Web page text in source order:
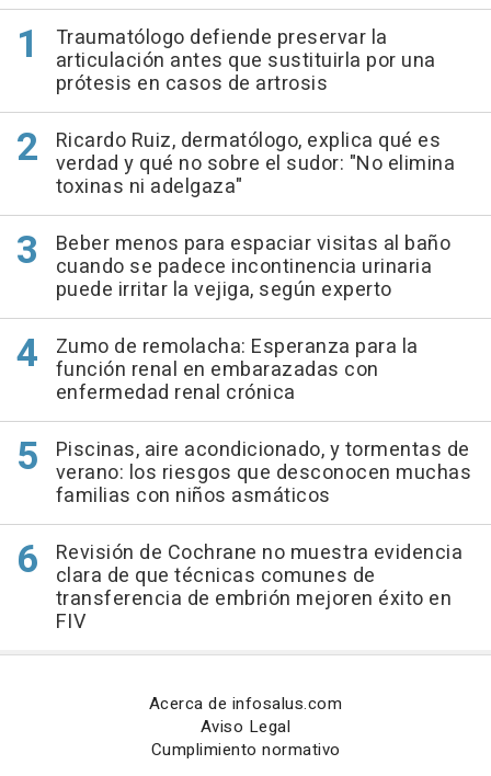
Traumatólogo defiende preservar la
articulación antes que sustituirla por una
prótesis en casos de artrosis
Ricardo Ruiz, dermatólogo, explica qué es
verdad y qué no sobre el sudor: "No elimina
toxinas ni adelgaza"
Beber menos para espaciar visitas al baño
cuando se padece incontinencia urinaria
puede irritar la vejiga, según experto
Zumo de remolacha: Esperanza para la
función renal en embarazadas con
enfermedad renal crónica
Piscinas, aire acondicionado, y tormentas de
verano: los riesgos que desconocen muchas
familias con niños asmáticos
Revisión de Cochrane no muestra evidencia
clara de que técnicas comunes de
transferencia de embrión mejoren éxito en
FIV
Acerca de infosalus.com
Aviso Legal
Cumplimiento normativo